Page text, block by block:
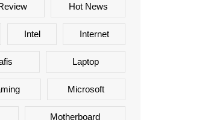
Hot News
Intel Internet
Laptop
Microsoft
Motherboard